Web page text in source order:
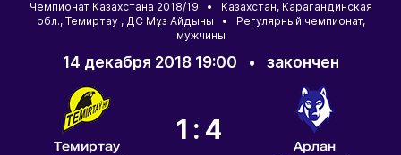
Чемпионат Казахстана 2018/19 • Казахстан, Карагандинская
обл., Темиртау, ДС Мұз Айдыны • Регулярный чемпионат,
мужчины
14 декабря 2018 19:00 • закончен
Темиртау
1:4
Арлан